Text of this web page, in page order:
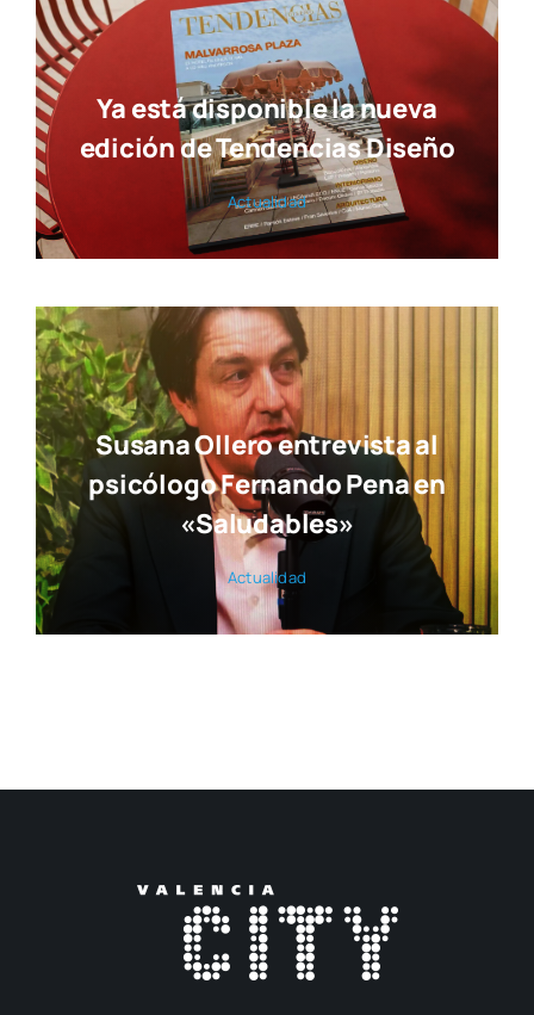
Ya está disponible la nueva
edición de Tendencias Diseño
Actua­li­dad
Susana Ollero entrevista al
psicólogo Fernando Pena en
«Saludables»
Actua­li­dad